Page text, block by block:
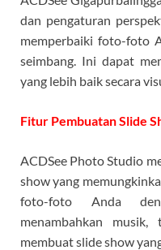
dan pengaturan
memperbaiki foto-foto
seimbang. Ini dapat
yang lebih baik secara
Fitur Pembuatan Slide
ACDSee Photo Studio
show yang
foto-foto Anda
menambahkan
membuat slide show